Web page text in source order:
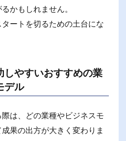
かもしれません。
ートを切るための土台にな
しやすいおすすめの業
デル
は、どの業種やビジネスモ
果の出方が大きく変わりま